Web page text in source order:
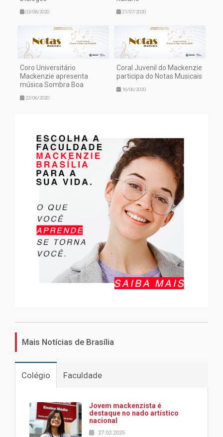
03/08/2020 21/07/2020
Coro Universitário
Mackenzie apresenta
música Sombra Boa
22/06/2020
Coral Juvenil do Mackenzie
participa do Notas Musicais
16/06/2020
Mais Notícias de Brasília
Colégio Faculdade
Jovem mackenzista é
destaque no nado artístico
nacional
27.02.2025